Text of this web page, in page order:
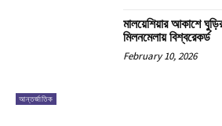
আন্তর্জাতিক
মালয়েশিয়ার আকাশে
মিলনমেলায় বিশ্বরেকর্ড
February 10, 2026